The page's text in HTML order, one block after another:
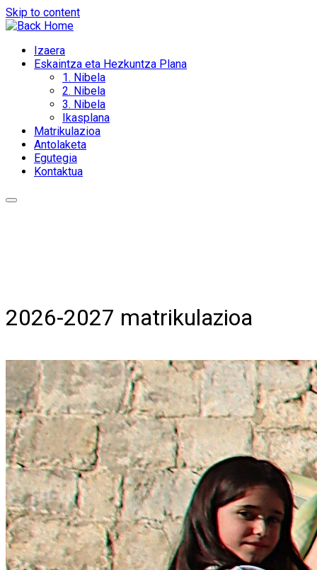
Skip to content
Izaera
Eskaintza eta Hezkuntza Plana
1. Nibela
2. Nibela
3. Nibela
Ikasplana
Matrikulazioa
Antolaketa
Egutegia
Kontaktua
2026-2027 matrikulazioa